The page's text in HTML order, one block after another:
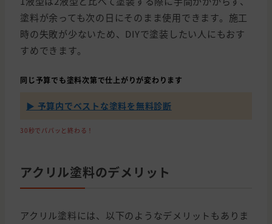
塗料が余っても次の日にそのまま使用できます。施工
時の失敗が少ないため、DIYで塗装したい人にもおす
すめできます。
同じ予算でも塗料次第で仕上がりが変わります
▶ 予算内でベストな塗料を無料診断
30秒でパパッと終わる！
アクリル塗料のデメリット
アクリル塗料には、以下のようなデメリットもありま